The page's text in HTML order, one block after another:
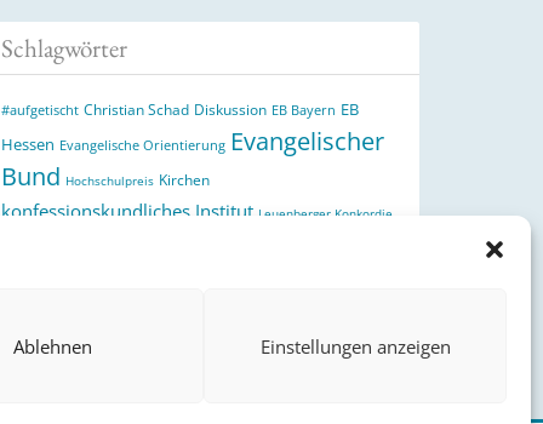
Ablehnen Einstellungen anzeigen
Schlagwörter
#aufgetischt Christian Schad Diskussion EB Bayern EB
Hessen Evangelische Orientierung Evangelischer
Bund Hochschulpreis Kirchen
konfessionskundliches Institut Leuenberger Konkordie